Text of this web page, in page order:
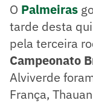
O Palmeiras
tarde desta
pela terceira
Campeonato
Alviverde
França,